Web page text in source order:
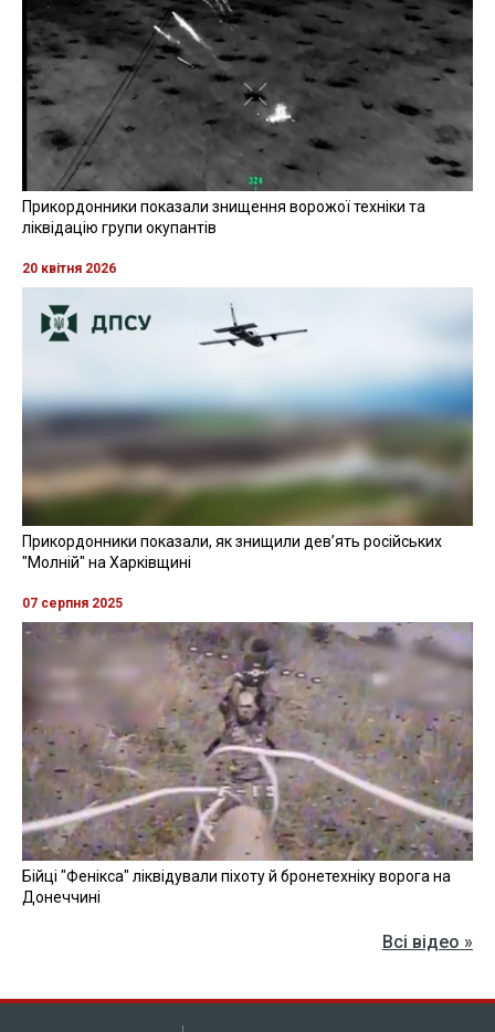
Прикордонники показали знищення ворожої техніки та
ліквідацію групи окупантів
20 квітня 2026
Прикордонники показали, як знищили девʼять російських
"Молній" на Харківщині
07 серпня 2025
Бійці "Фенікса" ліквідували піхоту й бронетехніку ворога на
Донеччині
Всі відео »